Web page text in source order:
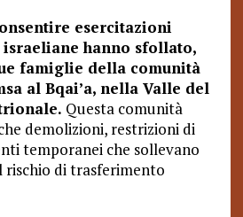
esercitazioni
hanno sfollato,
famiglie della comunità
al Bqai’a, nella Valle del
Questa comunità
demolizioni, restrizioni di
temporanei che sollevano
rischio di trasferimento